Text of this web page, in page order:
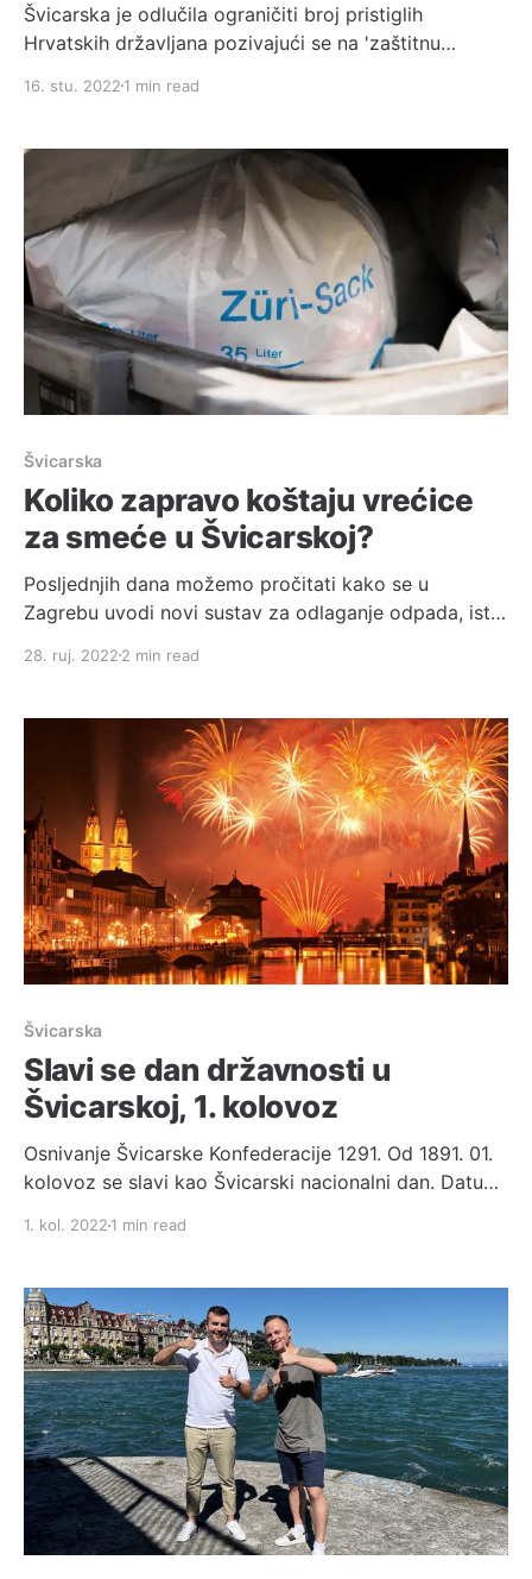
Švicarska je odlučila ograničiti broj pristiglih
Hrvatskih državljana pozivajući se na 'zaštitnu
godinu dana nakon što je Hrvatskim državljanima
tržištu rada 2022. godine. ⁠ Međutim, od 1. siječnja.
2022. godine dolasci Hrvatskim državljana su “naglo
16. stu. 2022 1 min read
Švicarska
Koliko zapravo koštaju vrećice
za smeće u Švicarskoj?
Posljednjih dana možemo pročitati kako se u
Zagrebu uvodi novi sustav za odlaganje odpada, isti
koji osobno mislim da je odličan, jer funkcionira po
Index.hr je nedavno objavio članak u kojem
28. ruj. 2022 2 min read
Švicarska
Slavi se dan državnosti u
Švicarskoj, 1. kolovoz
Osnivanje Švicarske Konfederacije 1291. Od 1891. 01.
kolovoz se slavi kao Švicarski nacionalni dan. Datum
građena današnja Švicarska u sljedećih 500 godina.
Muškarci iz
1. kol. 2022 1 min read